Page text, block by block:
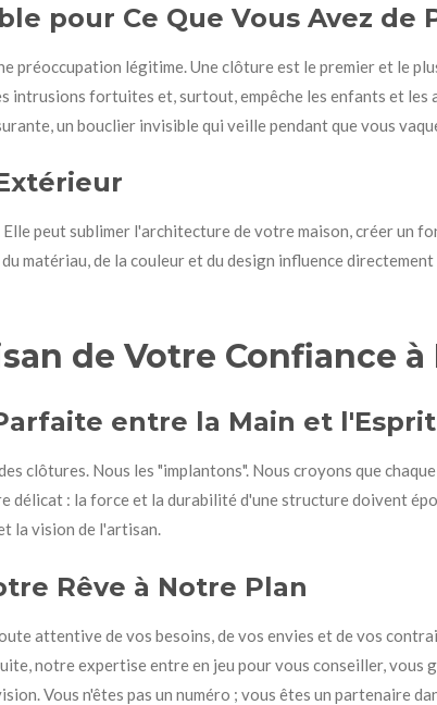
pour Ce Que Vous Avez de
préoccupation légitime. Une clôture est le premier et le
fortuites et, surtout, empêche les enfants et les
un bouclier invisible qui veille pendant que vous
peut sublimer l'architecture de votre maison, créer un
matériau, de la couleur et du design influence
de Votre Confiance
entre la Main et l'Esprit
clôtures. Nous les "implantons". Nous croyons que
délicat : la force et la durabilité d'une structure doivent
la vision de l'artisan.
Rêve à Notre Plan
attentive de vos besoins, de vos envies et de vos
notre expertise entre en jeu pour vous conseiller, vous
Vous n'êtes pas un numéro ; vous êtes un partenaire